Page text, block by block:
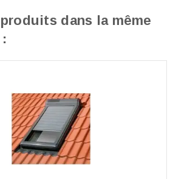
dans la même